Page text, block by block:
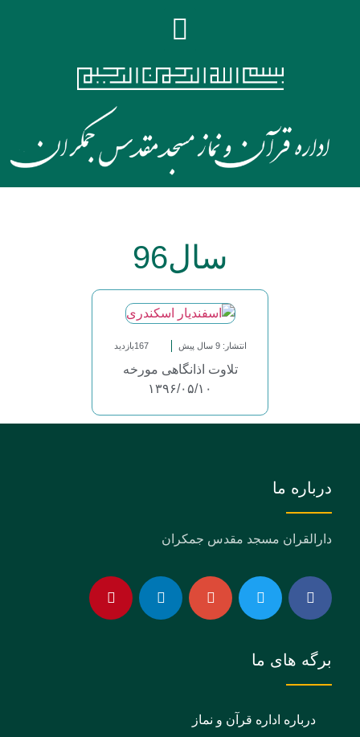
سال96
انتشار: 9 سال پیش 167بازدید
تلاوت اذانگاهی مورخه
۱۳۹۶/۰۵/۱۰
درباره ما
دارالقران مسجد مقدس جمکران
برگه های ما
درباره اداره قرآن و نماز